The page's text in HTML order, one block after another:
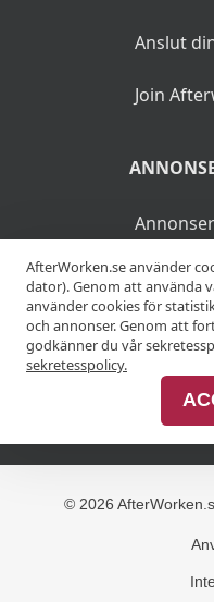
Anslut
Join
MER
Alla
© 2026
AfterWorken.se använder
dator). Genom att använda
använder cookies för
och annonser. Genom att
godkänner du vår
sekretesspolicy.